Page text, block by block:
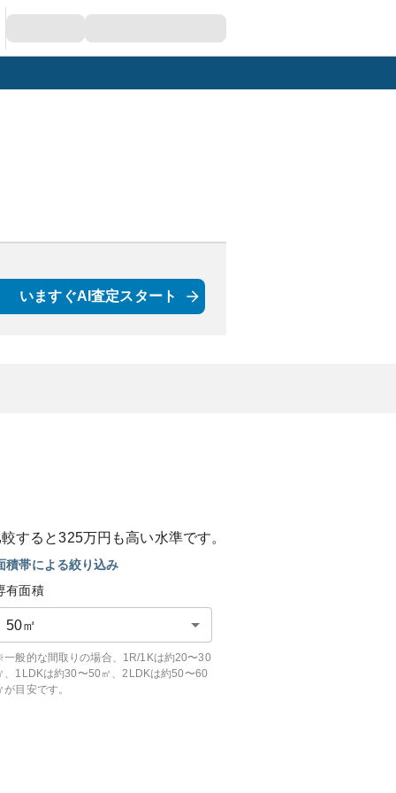
いますぐAI査定スタート
すると325万円も高い水準です。
積帯による絞り込み
有面積
50㎡
般的な間取りの場合、1R/1Kは約20〜30
、1LDKは約30〜50㎡、2LDKは約50〜60
が目安です。